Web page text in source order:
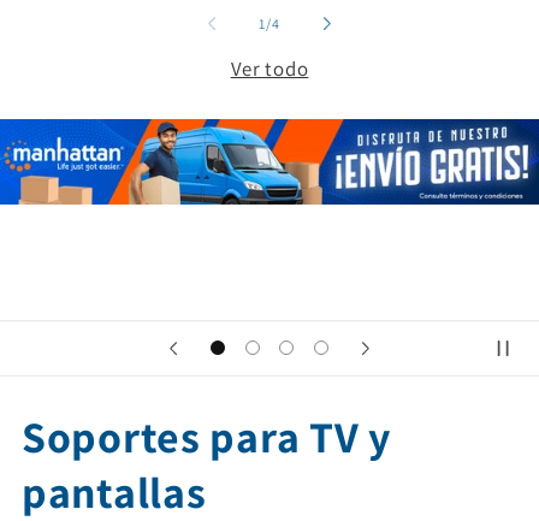
1/de
4
Ver todo
Soportes para TV y
pantallas